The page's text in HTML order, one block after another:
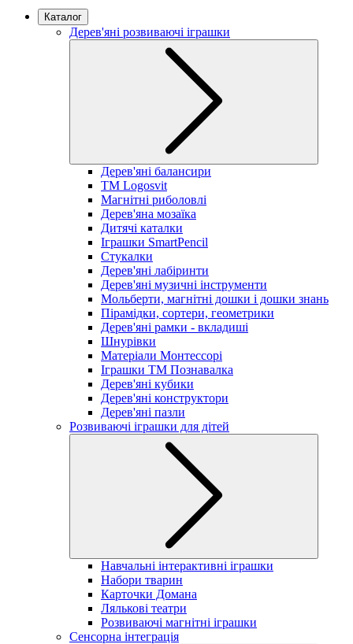
Каталог
Дерев'яні розвиваючі іграшки
Дерев'яні балансири
TM Logosvit
Магнітні риболовлі
Дерев'яна мозаїка
Дитячі каталки
Іграшки SmartPencil
Стукалки
Дерев'яні лабіринти
Дерев'яні музичні інструменти
Мольберти, магнітні дошки і дошки знань
Пірамідки, сортери, геометрики
Дерев'яні рамки - вкладиші
Шнурівки
Матеріали Монтессорі
Іграшки ТМ Познавалка
Дерев'яні кубики
Дерев'яні конструктори
Дерев'яні пазли
Розвиваючі іграшки для дітей
Навчальні інтерактивні іграшки
Набори тварин
Карточки Домана
Лялькові театри
Розвиваючі магнітні іграшки
Сенсорна інтеграція